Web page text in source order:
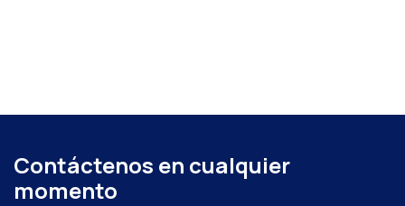
Contáctenos en cualquier
momento